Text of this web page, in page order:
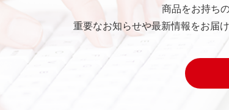
商品をお持ち
重要なお知らせや最新情報をお届